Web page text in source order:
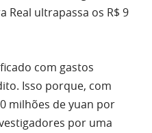
Real ultrapassa os R$ 9
com gastos
Isso porque, com
milhões de yuan por
por uma